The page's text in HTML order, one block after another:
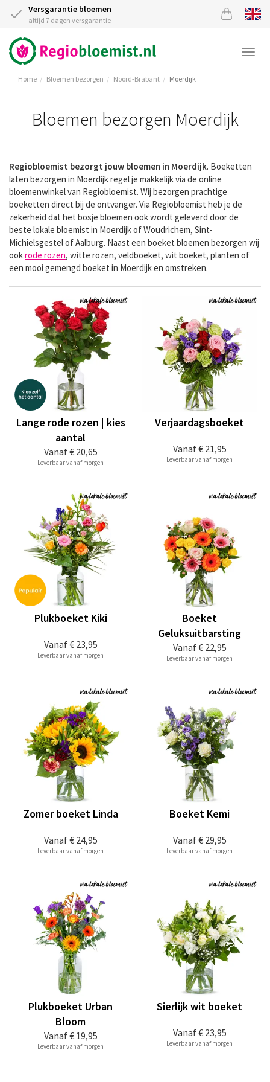
Versgarantie bloemen
altijd 7 dagen versgarantie
Home Bloemen bezorgen Noord-Brabant Moerdijk
Bloemen bezorgen Moerdijk
Regiobloemist bezorgt jouw bloemen in Moerdijk. Boeketten
laten bezorgen in Moerdijk regel je makkelijk via de online
bloemenwinkel van Regiobloemist. Wij bezorgen prachtige
boeketten direct bij de ontvanger. Via Regiobloemist heb je de
zekerheid dat het bosje bloemen ook wordt geleverd door de
beste lokale bloemist in Moerdijk of Woudrichem, Sint-
Michielsgestel of Aalburg. Naast een boeket bloemen bezorgen wij
ookrode rozen, witte rozen, veldboeket, wit boeket, planten of
een mooi gemengd boeket in Moerdijk en omstreken.
Vanaf€ 20,65
Lange rode rozen | kies
aantal
Leverbaar vanaf morgen
Vanaf€ 21,95
Verjaardagsboeket
Leverbaar vanaf morgen
Vanaf€ 23,95
Plukboeket Kiki
Leverbaar vanaf morgen
Vanaf€ 22,95
Boeket
Geluksuitbarsting
Leverbaar vanaf morgen
Vanaf€ 24,95
Zomer boeket Linda
Leverbaar vanaf morgen
Vanaf€ 29,95
Boeket Kemi
Leverbaar vanaf morgen
Vanaf€ 19,95
Plukboeket Urban
Bloom
Leverbaar vanaf morgen
Vanaf€ 23,95
Sierlijk wit boeket
Leverbaar vanaf morgen